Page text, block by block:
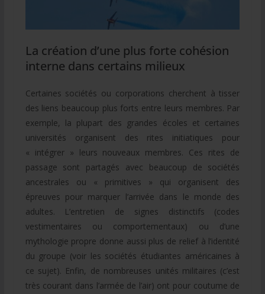
La création d’une plus forte cohésion
interne dans certains milieux
Certaines sociétés ou corporations cherchent à tisser
des liens beaucoup plus forts entre leurs membres. Par
exemple, la plupart des grandes écoles et certaines
universités organisent des rites initiatiques pour
« intégrer » leurs nouveaux membres. Ces rites de
passage sont partagés avec beaucoup de sociétés
ancestrales ou « primitives » qui organisent des
épreuves pour marquer l’arrivée dans le monde des
adultes. L’entretien de signes distinctifs (codes
vestimentaires ou comportementaux) ou d’une
mythologie propre donne aussi plus de relief à l’identité
du groupe (voir les sociétés étudiantes américaines à
ce sujet). Enfin, de nombreuses unités militaires (c’est
très courant dans l’armée de l’air) ont pour coutume de